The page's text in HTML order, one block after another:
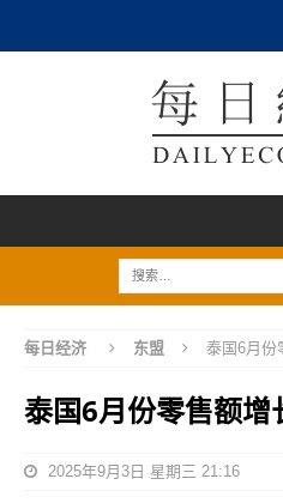
每日经济 东盟 泰国6月份
泰国6月份零售额增
2025年9月3日 星期三 21:16